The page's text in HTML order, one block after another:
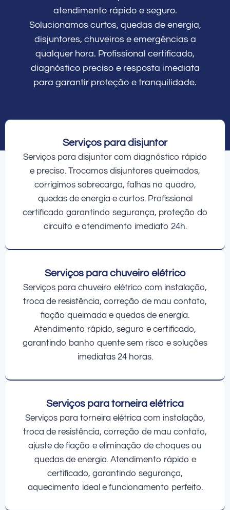
atendimento rápido e seguro.
Solucionamos curtos, quedas de energia,
disjuntores, chuveiros e emergências a
qualquer hora. Profissional certificado,
diagnóstico preciso e resposta imediata
para garantir proteção e tranquilidade.
Serviços para disjuntor
Serviços para disjuntor com diagnóstico rápido
e preciso. Trocamos disjuntores queimados,
corrigimos sobrecarga, falhas no quadro,
quedas de energia e curtos. Profissional
certificado garantindo segurança, proteção do
circuito e atendimento imediato 24h.
Serviços para chuveiro elétrico
Serviços para chuveiro elétrico com instalação,
troca de resistência, correção de mau contato,
fiação queimada e quedas de energia.
Atendimento rápido, seguro e certificado,
garantindo banho quente sem risco e soluções
imediatas 24 horas.
Serviços para torneira elétrica
Serviços para torneira elétrica com instalação,
troca de resistência, correção de mau contato,
ajuste de fiação e eliminação de choques ou
quedas de energia. Atendimento rápido e
certificado, garantindo segurança,
aquecimento ideal e funcionamento perfeito.